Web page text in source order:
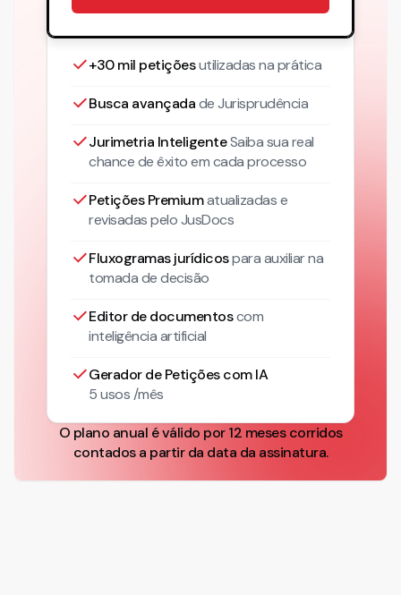
+30 mil petiçõesutilizadas na prática
Busca avançadade Jurisprudência
Jurimetria InteligenteSaiba sua real
chance de êxito em cada processo
Petições Premiumatualizadase
revisadas pelo JusDocs
Fluxogramas jurídicospara auxiliar na
tomada de decisão
Editor de documentoscom
inteligência artificial
Gerador de Petições com IA
5 usos /mês
O plano anual é válido por 12 meses corridos
contados a partir da data da assinatura.